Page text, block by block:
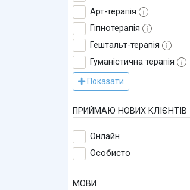
Арт-терапія
Гіпнотерапія
Гештальт-терапія
Гуманістична терапія
Показати
ПРИЙМАЮ НОВИХ КЛІЄНТІВ
Онлайн
Особисто
МОВИ